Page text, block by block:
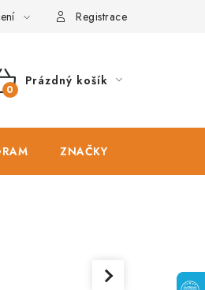
souboru cookies
Registrace
Prázdný košík
ZNAČKY